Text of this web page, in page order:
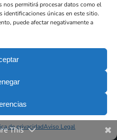
permitirá procesar datos como el
identificaciones únicas en este sitio.
puede afectar negativamente a
de privacidadAviso Legal
- N° Registro: E08816462) -
reservados © 2025
This